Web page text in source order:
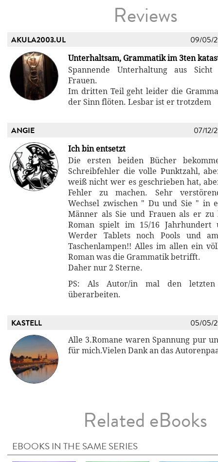
Reviews
AKULA2003.UL 09/05/
Unterhaltsam, Grammatik im 3ten
Spannende Unterhaltung aus
Frauen.
Im dritten Teil geht leider die
der Sinn flöten. Lesbar ist er trotzdem
ANGIE 07/12/
Ich bin entsetzt
Die ersten beiden Bücher
Schreibfehler die volle Punktzahl,
weiß nicht wer es geschrieben hat,
Fehler zu machen. Sehr
Wechsel zwischen " Du und Sie " in
Männer als Sie und Frauen als er zu
Roman spielt im 15/16 Jahrhundert
Werder Tablets noch Pools und
Taschenlampen!! Alles im allen ein
Roman was die Grammatik betrifft.
Daher nur 2 Sterne.
PS: Als Autor/in mal den
überarbeiten.
KASTELL 05/05/
Alle 3.Romane waren Spannung pur
für mich.Vielen Dank an das
Related eBooks
EBOOKS IN THE SAME SERIES